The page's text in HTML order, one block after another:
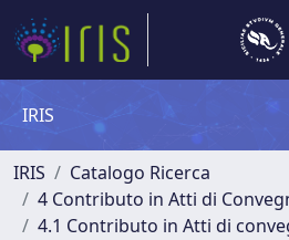
IRIS
IRIS
Catalogo Ricerca
4 Contributo in Atti di
4.1 Contributo in Atti di